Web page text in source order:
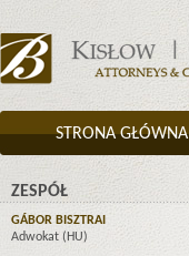
STRONA GŁÓWNA
ZESPÓŁ
GÁBOR BISZTRAI
Adwokat (HU)